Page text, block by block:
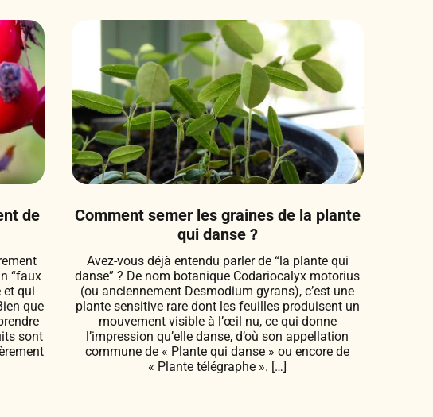
de
“faux
et qui
que
sont
Comment semer les graines de la plante
qui danse ?
Avez-vous déjà entendu parler de “la plante qui
danse” ? De nom botanique Codariocalyx motorius
(ou anciennement Desmodium gyrans), c’est une
plante sensitive rare dont les feuilles produisent un
mouvement visible à l’œil nu, ce qui donne
l’impression qu’elle danse, d’où son appellation
commune de « Plante qui danse » ou encore de
« Plante télégraphe ». […]